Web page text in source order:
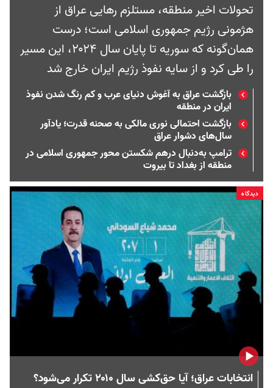
تحولات اخیر منطقه، مستلزم رهایی عراق از
هژمونی رژيم جمهوری اسلامی است؛ درست
همان‌گونه که سوریه تا پایان سال ۲۰۲۴، این مسیر
را طی کرد و از سایه نفوذ رژیم ایران خارج شد
بازگشت عراق به آغوش دنیای عرب و کم رنگ شدن نفوذ
ایران در منطقه
بازگشت احتمالی نوری مالکی به صحنه قدرت؛ یادآور
سال‌های دشوار عراق
ترامپ به‌دنبال درهم شکستن محور جمهوری اسلامی در
منطقه از بغداد تا بیروت
دیدگاه
انتخابات عراق؛ آیا حق‌کشی سال ۲۰۱۰ تکرار می‌شود؟